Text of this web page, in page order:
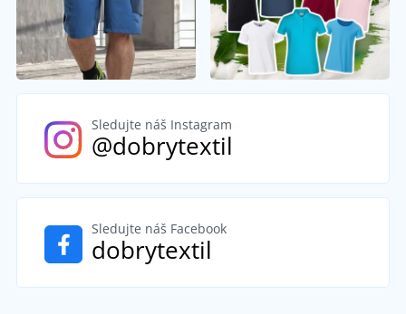
Sledujte náš Instagram
@dobrytextil
Sledujte náš Facebook
dobrytextil